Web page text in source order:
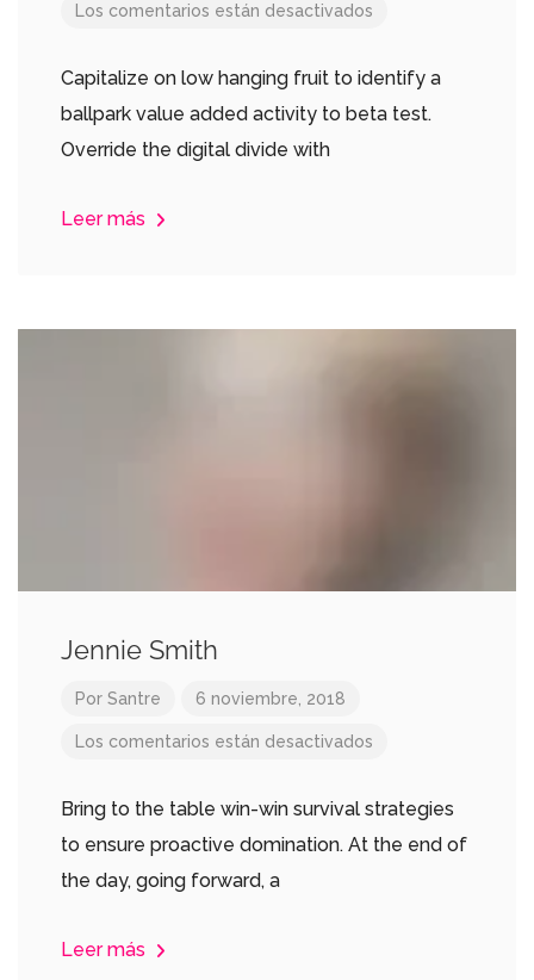
Los comentarios están desactivados
Capitalize on low hanging fruit to identify a
ballpark value added activity to beta test.
Override the digital divide with
Leer más
Jennie Smith
Por Santre 6 noviembre, 2018
Los comentarios están desactivados
Bring to the table win-win survival strategies
to ensure proactive domination. At the end of
the day, going forward, a
Leer más